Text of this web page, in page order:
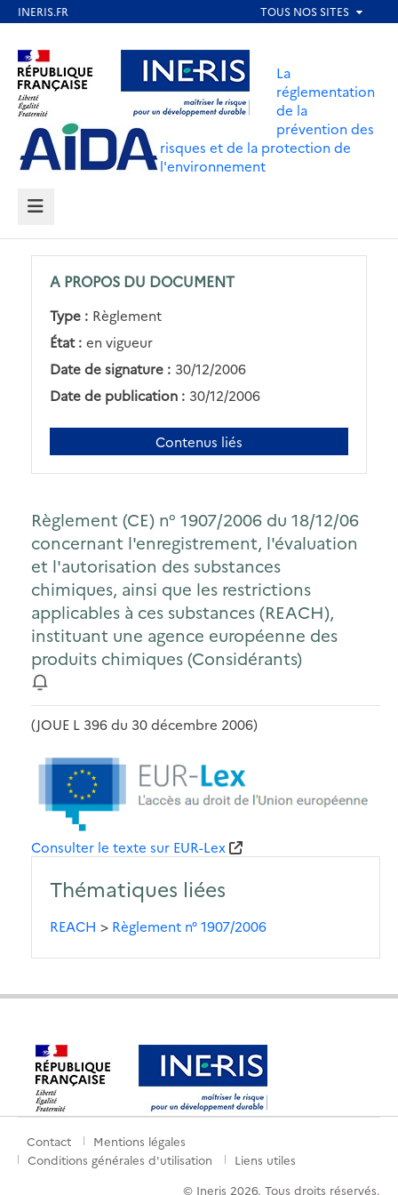
contenu
principal
Aller au contenu Aller au menu
Aller au pied de page
La
réglementation
de la
prévention des
risques et de la protection de
l'environnement
MENU
A PROPOS DU DOCUMENT
Type : Règlement
État : en vigueur
Date de signature : 30/12/2006
Date de publication : 30/12/2006
Contenus liés
Règlement (CE) n° 1907/2006 du 18/12/06
concernant l'enregistrement, l'évaluation
et l'autorisation des substances
chimiques, ainsi que les restrictions
applicables à ces substances (REACH),
instituant une agence européenne des
produits chimiques (Considérants)
(JOUE L 396 du 30 décembre 2006)
Consulter le texte sur EUR-Lex
Thématiques liées
REACH > Règlement n° 1907/2006
Menu
Contact
Mentions légales
Conditions générales d'utilisation
Liens utiles
© Ineris 2026. Tous droits réservés.